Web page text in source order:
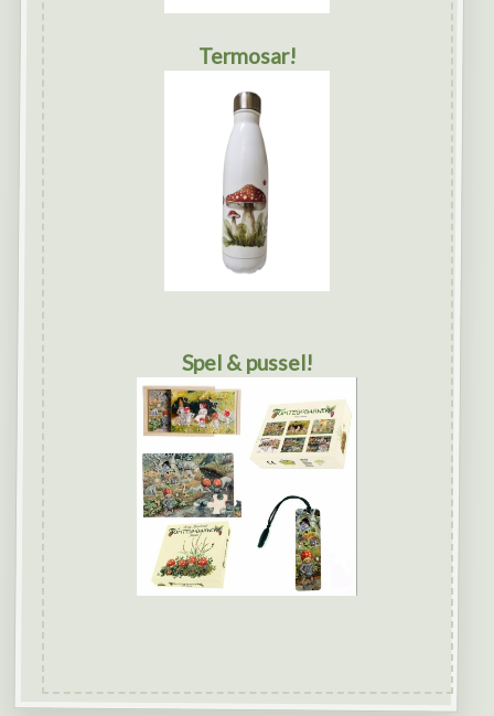
Termosar!
Spel & pussel!